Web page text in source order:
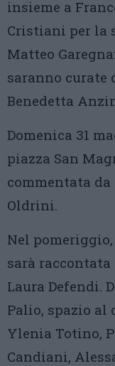
insieme a
Cristiani per la
Matteo
saranno curate
Benedetta
Domenica 31
piazza San
commentata da
Oldrini.
Nel
sarà
Laura Defendi.
Palio, spazio al
Ylenia Totino,
Candiani,